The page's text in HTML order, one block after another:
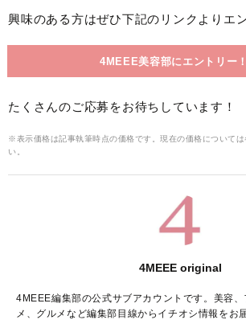
興味のある方はぜひ下記のリンクよりエ
4MEEE美容部にエントリー！
たくさんのご応募をお待ちしています！
※表示価格は記事執筆時点の価格です。現在の価格については
い。
4MEEE original
4MEEE編集部の公式サブアカウントです。美容
メ、グルメなど編集部目線からイチオシ情報をお